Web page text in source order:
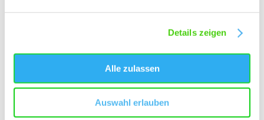
Details zeigen
Alle zulassen
Auswahl erlauben
Kontaktinformationen:
Weingut Hoch - Borntaler Hof
Borntaler Hof
Wallertheim